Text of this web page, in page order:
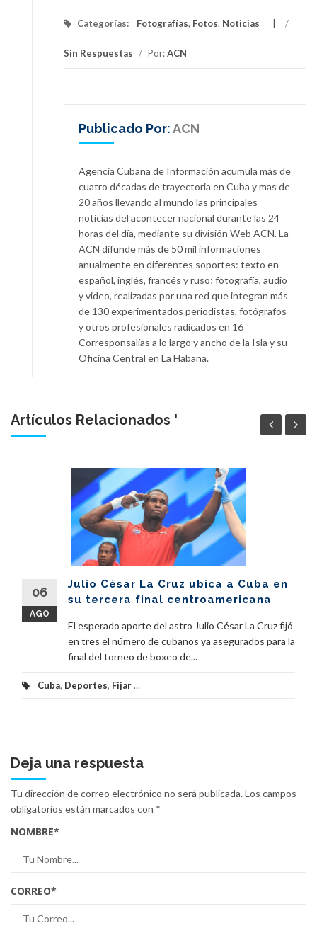
Categorías: Fotografías, Fotos, Noticias /
Sin Respuestas / Por:ACN
Publicado Por:ACN
Agencia Cubana de Información acumula más de
cuatro décadas de trayectoria en Cuba y mas de
20 años llevando al mundo las principales
noticias del acontecer nacional durante las 24
horas del día, mediante su división Web ACN. La
ACN difunde más de 50 mil informaciones
anualmente en diferentes soportes: texto en
español, inglés, francés y ruso; fotografía, audio
y video, realizadas por una red que integran más
de 130 experimentados periodistas, fotógrafos
y otros profesionales radicados en 16
Corresponsalías a lo largo y ancho de la Isla y su
Oficina Central en La Habana.
Artículos Relacionados '
06
AGO
Julio César La Cruz ubica a Cuba en
su tercera final centroamericana
El esperado aporte del astro Julio César La Cruz fijó
en tres el número de cubanos ya asegurados para la
final del torneo de boxeo de...
Cuba, Deportes, Fijar...
Deja una respuesta
Tu dirección de correo electrónico no será publicada.Los campos
obligatorios están marcados con *
NOMBRE*
CORREO*